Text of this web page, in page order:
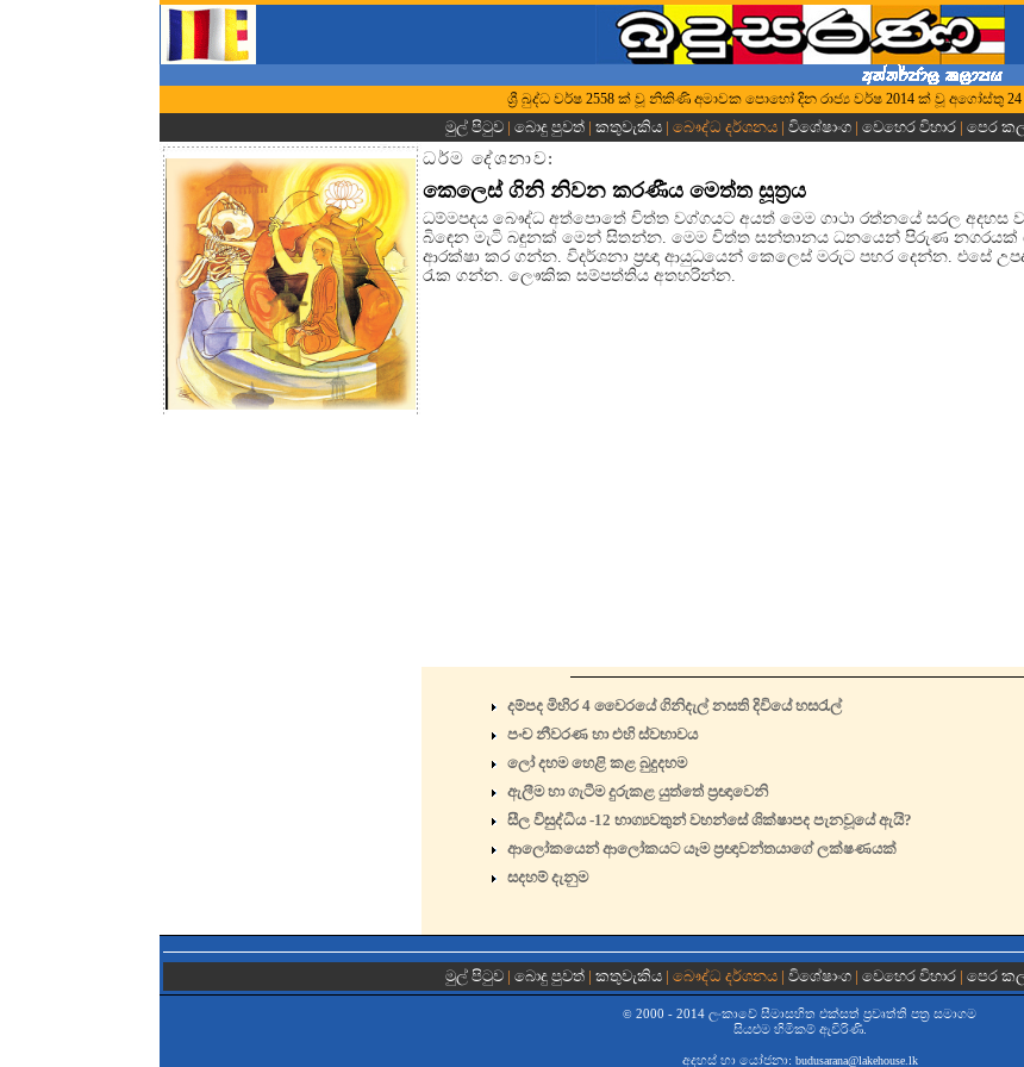
ශ්‍රී බුද්ධ වර්ෂ 2558 ක් වූ නිකිණි අමාවක පොහෝ දින රාජ්‍ය වර්ෂ 2014 ක් වූ අගෝස්තු 24
මුල් පිටුව | බොදු පුවත් | කතුවැකිය | බෞද්ධ දර්ශනය | විශේෂාංග | වෙහෙර විහාර | පෙර
ධර්ම දේශනාව:
කෙලෙස් ගිනි නිවන කරණීය මෙත්ත සූත්‍රය
ධම්මපදය බෞද්ධ අත්පොතේ චිත්ත වග්ගයට අයත් මෙම ගාථා රත්නයේ සරල අදහස
බිඳෙන මැටි බඳුනක් මෙන් සිතන්න. මෙම චිත්ත සන්තානය ධනයෙන් පිරුණ නගරයක්
ආරක්ෂා කර ගන්න. විදර්ශනා ප්‍රඥා ආයුධයෙන් කෙලෙස් මරුට පහර දෙන්න. එසේ
රැක ගන්න. ලෞකික සම්පත්තිය අතහරින්න.
දම්පද මිහිර 4 වෛරයේ ගිනිදැල් නසති දිවියේ හසරැල්
පංච නීවරණ හා එහි ස්වභාවය
ලෝ දහම හෙළි කළ බුදුදහම
ඇලීම හා ගැටීම දුරුකළ යුත්තේ ප්‍රඥාවෙනි
සීල විසුද්ධිය -12 භාග්‍යවතුන් වහන්සේ ශික්ෂාපද පැනවූයේ ඇයි?
ආලෝකයෙන් ආලෝකයට යෑම ප්‍රඥාවන්තයාගේ ලක්ෂණයක්
සදහම් දැනුම
මුල් පිටුව | බොදු පුවත් | කතුවැකිය | බෞද්ධ දර්ශනය | විශේෂාංග | වෙහෙර විහාර | පෙර
© 2000 - 2014 ලංකාවේ සීමාසහිත එක්සත් ප‍්‍රවෘත්ති පත්‍ර සමාගම
සියළුම හිමිකම් ඇවිරිණි.
අදහස් හා යෝජනා: budusarana@lakehouse.lk